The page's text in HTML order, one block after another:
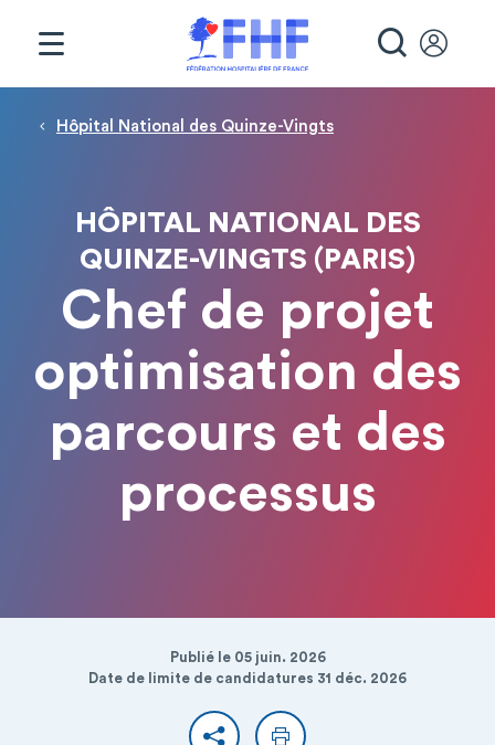
Fil d'Ariane
Hôpital National des Quinze-Vingts
HÔPITAL NATIONAL DES
QUINZE-VINGTS (PARIS)
Chef de projet
optimisation des
parcours et des
processus
Publié le 05 juin. 2026
Date de limite de candidatures 31 déc. 2026
Panneau de gestion des cookies